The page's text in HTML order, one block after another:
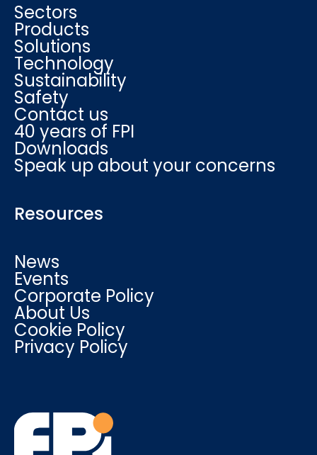
Sectors
Products
Solutions
Technology
Sustainability
Safety
Contact us
40 years of FPI
Downloads
Speak up about your concerns
Resources
News
Events
Corporate Policy
About Us
Cookie Policy
Privacy Policy